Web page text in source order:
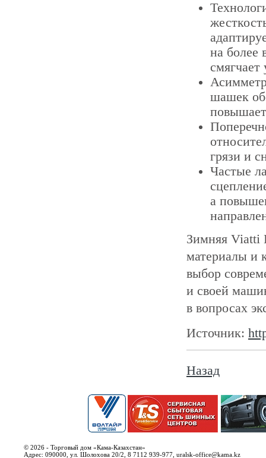
на более
шашек
грязи и
Частые
а
Зимняя Viatti
материалы и
выбор
и своей
в вопросах
Источник:
Назад
© 2026 - Торговый дом «Кама-Казахстан»
Адрес: 090000, ул. Шолохова 20/2, 8 7112 939-977, uralsk-office@kama.kz